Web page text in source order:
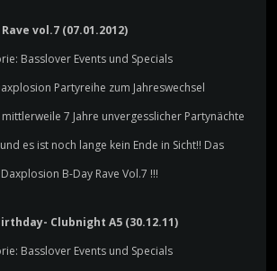
vol.7 (07.01.2012)
Basslover Events und Specials
Partyreihe zum Jahreswechsel
7 Jahre unvergesslicher Partynächte
es ist noch lange kein Ende in Sicht!! Das
B-Day Rave Vol.7 !!!
Clubnight A5 (30.12.11)
Basslover Events und Specials